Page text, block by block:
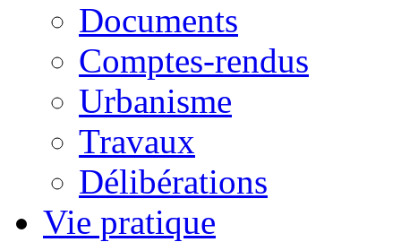
Documents
Comptes-rendus
Urbanisme
Travaux
Délibérations
Vie pratique